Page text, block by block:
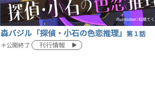
森バジル「探偵・小石の色恋推理」 第１話
＊公開終了 刊行情報